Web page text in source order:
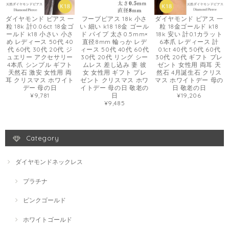
ダイヤモンド ピアス 一
粒 18k 計0.06ct 18金ゴ
ールド k18 小さい 小さ
め レディース 50代 40
代 60代 30代 20代 ジ
ュエリー アクセサリー
4本爪 シンプル ギフト
天然石 激安 女性用 両
耳 クリスマス ホワイト
デー 母の日
¥9,781
フープピアス 18k 小さ
い 細い k18 18金 ゴール
ド パイプ 太さ0.5mm×
直径8mm 輪っか レデ
ィース 50代 40代 60代
30代 20代 リング シー
ムレス 差し込み 妻 彼
女 女性用 ギフト プレ
ゼント クリスマス ホワ
イトデー 母の日 敬老の
日
¥9,485
ダイヤモンド ピアス 一
粒 18金ゴールド k18
18k 安い 計0.1カラット
6本爪 レディース 計
0.1ct 40代 50代 60代
30代 20代 ギフト プレ
ゼント 女性用 両耳 天
然石 4月誕生石 クリス
マス ホワイトデー 母の
日 敬老の日
¥19,206
Category
ダイヤモンドネックレス
プラチナ
ピンクゴールド
ホワイトゴールド